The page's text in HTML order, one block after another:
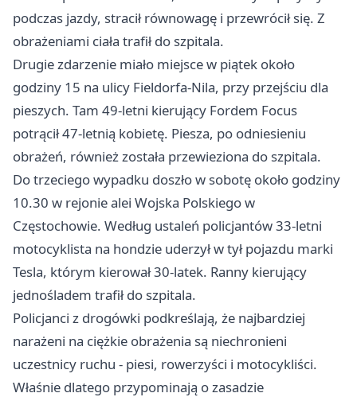
podczas jazdy, stracił równowagę i przewrócił się. Z
obrażeniami ciała trafił do szpitala.
Drugie zdarzenie miało miejsce w piątek około
godziny 15 na ulicy Fieldorfa-Nila, przy przejściu dla
pieszych. Tam 49-letni kierujący Fordem Focus
potrącił 47-letnią kobietę. Piesza, po odniesieniu
obrażeń, również została przewieziona do szpitala.
Do trzeciego wypadku doszło w sobotę około godziny
10.30 w rejonie alei Wojska Polskiego w
Częstochowie. Według ustaleń policjantów 33-letni
motocyklista na hondzie uderzył w tył pojazdu marki
Tesla, którym kierował 30-latek. Ranny kierujący
jednośladem trafił do szpitala.
Policjanci z drogówki podkreślają, że najbardziej
narażeni na ciężkie obrażenia są niechronieni
uczestnicy ruchu - piesi, rowerzyści i motocykliści.
Właśnie dlatego przypominają o zasadzie